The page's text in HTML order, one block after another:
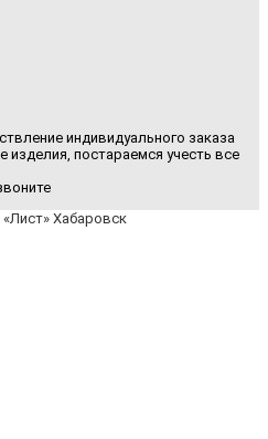
индивидуального заказа
изделия, постараемся учесть все
Хабаровск